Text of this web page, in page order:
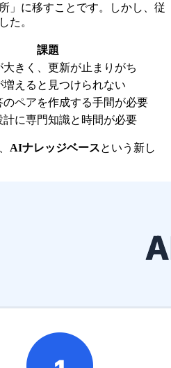
」に移すことです。しかし、従
た。
課題
大きく、更新が止まりがち
増えると見つけられない
のペアを作成する手間が必要
計に専門知識と時間が必要
AIナレッジベースという新し